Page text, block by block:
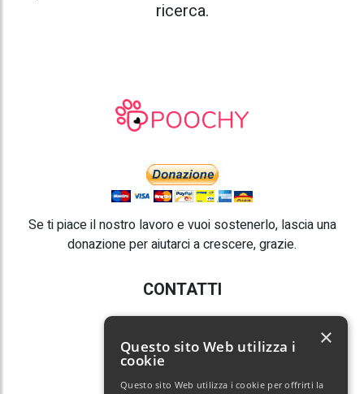
ricerca.
Se ti piace il nostro lavoro e vuoi sostenerlo, lascia una
donazione per aiutarci a crescere, grazie.
CONTATTI
E-mail:info@poochy.it
Questo sito Web utilizza i
cookie
Questo sito Web utilizza i cookie per offrirti la
×